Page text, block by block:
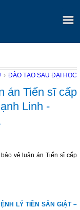
› ĐÀO TẠO SAU ĐẠI HỌC
án Tiến sĩ cấp
Linh -
vệ luận án Tiến sĩ cấp
LÝ TIỀN SẢN GIẬT –